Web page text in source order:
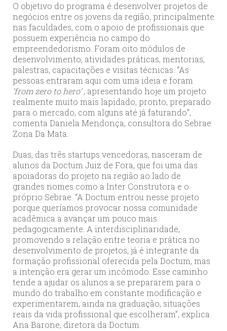
O objetivo do programa é desenvolver projetos de
negócios entre os jovens da região, principalmente
nas faculdades, com o apoio de profissionais que
possuem experiência no campo do
empreendedorismo. Foram oito módulos de
desenvolvimento, atividades práticas, mentorias,
palestras, capacitações e visitas técnicas. “As
pessoas entraram aqui com uma ideia e foram
‘from zero to hero’, apresentando hoje um projeto
realmente muito mais lapidado, pronto, preparado
para o mercado, com alguns até já faturando”,
comenta Daniela Mendonça, consultora do Sebrae
Zona Da Mata.
Duas, das três startups vencedoras, nasceram de
alunos da Doctum Juiz de Fora, que foi uma das
apoiadoras do projeto na região ao lado de
grandes nomes como a Inter Construtora e o
próprio Sebrae. “A Doctum entrou nesse projeto
porque queríamos provocar nossa comunidade
acadêmica a avançar um pouco mais
pedagogicamente. A interdisciplinaridade,
promovendo a relação entre teoria e prática no
desenvolvimento de projetos, já é integrante da
formação profissional oferecida pela Doctum, mas
a intenção era gerar um incômodo. Esse caminho
tende a ajudar os alunos a se prepararem para o
mundo do trabalho em constante modificação e
experimentarem, ainda na graduação, situações
reais da vida profissional que escolheram”, explica
Ana Barone, diretora da Doctum.